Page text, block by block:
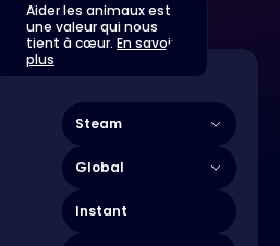
Aider les animaux est
une valeur qui nous
tient à cœur. En savoir
plus
Steam
Global
Instant